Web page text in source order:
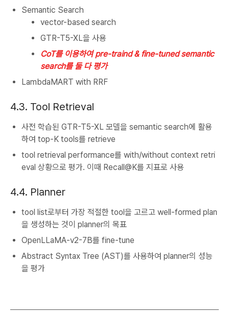
Semantic Search
vector-based search
GTR-T5-XL을 사용
CoT를 이용하여 pre-traind & fine-tuned semantic
search를 둘 다 평가
LambdaMART with RRF
4.3. Tool Retrieval
사전 학습된 GTR-T5-XL 모델을 semantic search에 활용
하여 top-K tools를 retrieve
tool retrieval performance를 with/without context retri
eval 상황으로 평가. 이때 Recall@K를 지표로 사용
4.4. Planner
tool list로부터 가장 적절한 tool을 고르고 well-formed plan
을 생성하는 것이 planner의 목표
OpenLLaMA-v2-7B를 fine-tune
Abstract Syntax Tree (AST)를 사용하여 planner의 성능
을 평가